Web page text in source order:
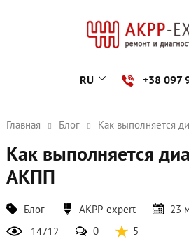
RU +38 097
Главная Блог Как выполняется
Как выполняется
АКПП
Блог AKPP-expert
23
14712
0 5